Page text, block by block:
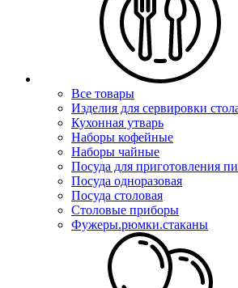
Все товары
Изделия для сервировки
Кухонная утварь
Наборы кофейные
Наборы чайные
Посуда для приготовления
Посуда одноразовая
Посуда столовая
Столовые приборы
Фужеры.рюмки.стаканы